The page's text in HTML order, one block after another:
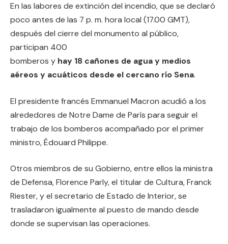
En las labores de extinción del incendio, que se declaró
poco antes de las 7 p. m. hora local (17.00 GMT),
después del cierre del monumento al público,
participan 400
bomberos y hay 18 cañones de agua y medios
aéreos y acuáticos desde el cercano río Sena.
El presidente francés Emmanuel Macron acudió a los
alrededores de Notre Dame de París para seguir el
trabajo de los bomberos acompañado por el primer
ministro, Édouard Philippe.
Otros miembros de su Gobierno, entre ellos la ministra
de Defensa, Florence Parly, el titular de Cultura, Franck
Riester, y el secretario de Estado de Interior, se
trasladaron igualmente al puesto de mando desde
donde se supervisan las operaciones.